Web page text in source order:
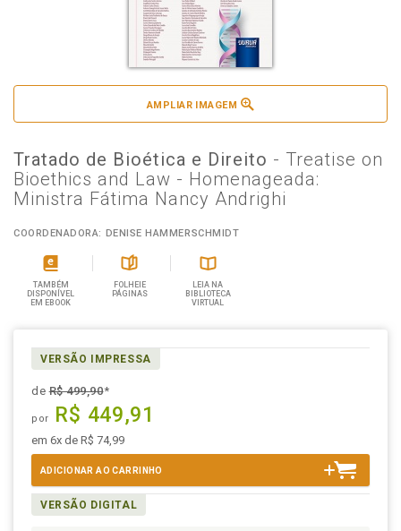
AMPLIAR IMAGEM
Tratado de Bioética e Direito - Treatise on
Bioethics and Law - Homenageada:
Ministra Fátima Nancy Andrighi
COORDENADORA: DENISE HAMMERSCHMIDT
TAMBÉM
DISPONÍVEL
EM EBOOK
FOLHEIE
PÁGINAS
LEIA NA
BIBLIOTECA
VIRTUAL
VERSÃO IMPRESSA
deR$ 499,90*
por R$ 449,91
em 6x de R$ 74,99
ADICIONAR AO CARRINHO
VERSÃO DIGITAL